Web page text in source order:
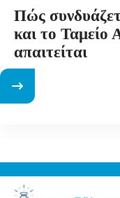
Πώς
και το Ταμείο
απαιτείται